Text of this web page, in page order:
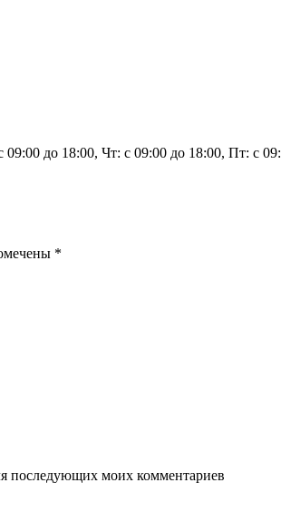
до 18:00, Чт: с 09:00 до 18:00, Пт: с
*
последующих моих комментариев